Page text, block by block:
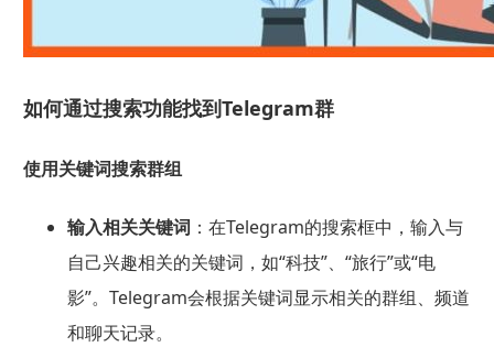
如何通过搜索功能找到Telegram群
使用关键词搜索群组
输入相关关键词 ：在Telegram的搜索框中，输入与
自己兴趣相关的关键词，如“科技”、“旅行”或“电
影”。Telegram会根据关键词显示相关的群组、频道
和聊天记录。